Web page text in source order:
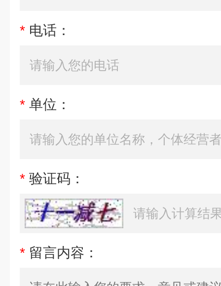
* 电话：
* 单位：
* 验证码：
* 留言内容：